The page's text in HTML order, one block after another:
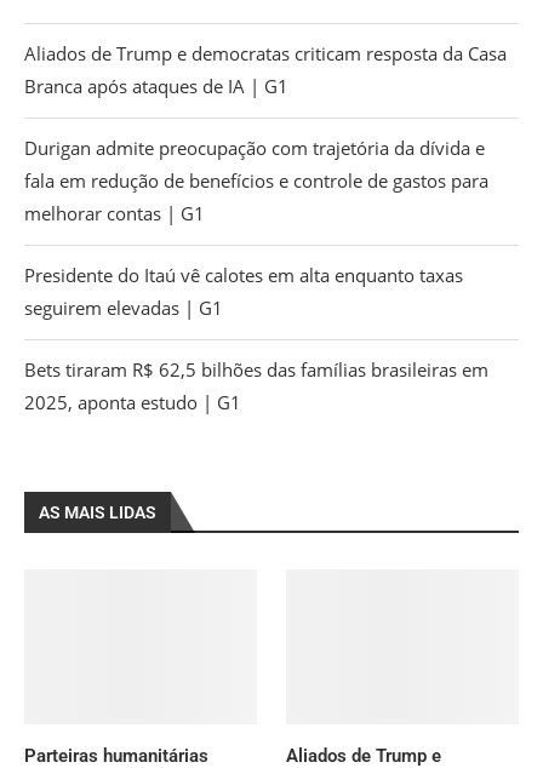
Aliados de Trump e democratas criticam resposta da Casa
Branca após ataques de IA | G1
Durigan admite preocupação com trajetória da dívida e
fala em redução de benefícios e controle de gastos para
melhorar contas | G1
Presidente do Itaú vê calotes em alta enquanto taxas
seguirem elevadas | G1
Bets tiraram R$ 62,5 bilhões das famílias brasileiras em
2025, aponta estudo | G1
AS MAIS LIDAS
Parteiras humanitárias
Aliados de Trump e